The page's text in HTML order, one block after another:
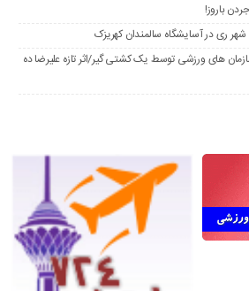
باروز!
ری در آسایشگاه سالمندان کهریزک
های ورزشی توسط یک کشتی گیر/اثر تازه علیرضا ده